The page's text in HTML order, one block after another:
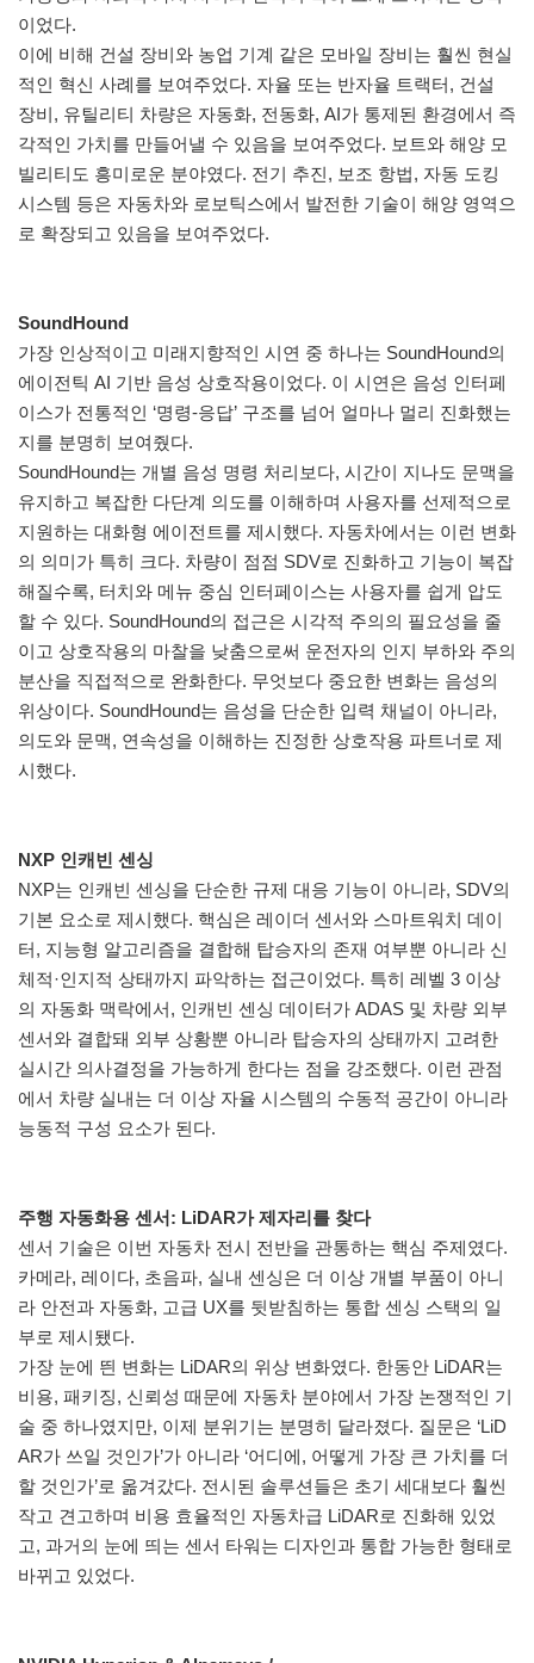
이었다.
이에 비해 건설 장비와 농업 기계 같은 모바일 장비는 훨씬 현실
적인 혁신 사례를 보여주었다. 자율 또는 반자율 트랙터, 건설
장비, 유틸리티 차량은 자동화, 전동화, AI가 통제된 환경에서 즉
각적인 가치를 만들어낼 수 있음을 보여주었다. 보트와 해양 모
빌리티도 흥미로운 분야였다. 전기 추진, 보조 항법, 자동 도킹
시스템 등은 자동차와 로보틱스에서 발전한 기술이 해양 영역으
로 확장되고 있음을 보여주었다.
SoundHound
가장 인상적이고 미래지향적인 시연 중 하나는 SoundHound의
에이전틱 AI 기반 음성 상호작용이었다. 이 시연은 음성 인터페
이스가 전통적인 ‘명령-응답’ 구조를 넘어 얼마나 멀리 진화했는
지를 분명히 보여줬다.
SoundHound는 개별 음성 명령 처리보다, 시간이 지나도 문맥을
유지하고 복잡한 다단계 의도를 이해하며 사용자를 선제적으로
지원하는 대화형 에이전트를 제시했다. 자동차에서는 이런 변화
의 의미가 특히 크다. 차량이 점점 SDV로 진화하고 기능이 복잡
해질수록, 터치와 메뉴 중심 인터페이스는 사용자를 쉽게 압도
할 수 있다. SoundHound의 접근은 시각적 주의의 필요성을 줄
이고 상호작용의 마찰을 낮춤으로써 운전자의 인지 부하와 주의
분산을 직접적으로 완화한다. 무엇보다 중요한 변화는 음성의
위상이다. SoundHound는 음성을 단순한 입력 채널이 아니라,
의도와 문맥, 연속성을 이해하는 진정한 상호작용 파트너로 제
시했다.
NXP 인캐빈 센싱
NXP는 인캐빈 센싱을 단순한 규제 대응 기능이 아니라, SDV의
기본 요소로 제시했다. 핵심은 레이더 센서와 스마트워치 데이
터, 지능형 알고리즘을 결합해 탑승자의 존재 여부뿐 아니라 신
체적·인지적 상태까지 파악하는 접근이었다. 특히 레벨 3 이상
의 자동화 맥락에서, 인캐빈 센싱 데이터가 ADAS 및 차량 외부
센서와 결합돼 외부 상황뿐 아니라 탑승자의 상태까지 고려한
실시간 의사결정을 가능하게 한다는 점을 강조했다. 이런 관점
에서 차량 실내는 더 이상 자율 시스템의 수동적 공간이 아니라
능동적 구성 요소가 된다.
주행 자동화용 센서: LiDAR가 제자리를 찾다
센서 기술은 이번 자동차 전시 전반을 관통하는 핵심 주제였다.
카메라, 레이다, 초음파, 실내 센싱은 더 이상 개별 부품이 아니
라 안전과 자동화, 고급 UX를 뒷받침하는 통합 센싱 스택의 일
부로 제시됐다.
가장 눈에 띈 변화는 LiDAR의 위상 변화였다. 한동안 LiDAR는
비용, 패키징, 신뢰성 때문에 자동차 분야에서 가장 논쟁적인 기
술 중 하나였지만, 이제 분위기는 분명히 달라졌다. 질문은 ‘LiD
AR가 쓰일 것인가’가 아니라 ‘어디에, 어떻게 가장 큰 가치를 더
할 것인가’로 옮겨갔다. 전시된 솔루션들은 초기 세대보다 훨씬
작고 견고하며 비용 효율적인 자동차급 LiDAR로 진화해 있었
고, 과거의 눈에 띄는 센서 타워는 디자인과 통합 가능한 형태로
바뀌고 있었다.